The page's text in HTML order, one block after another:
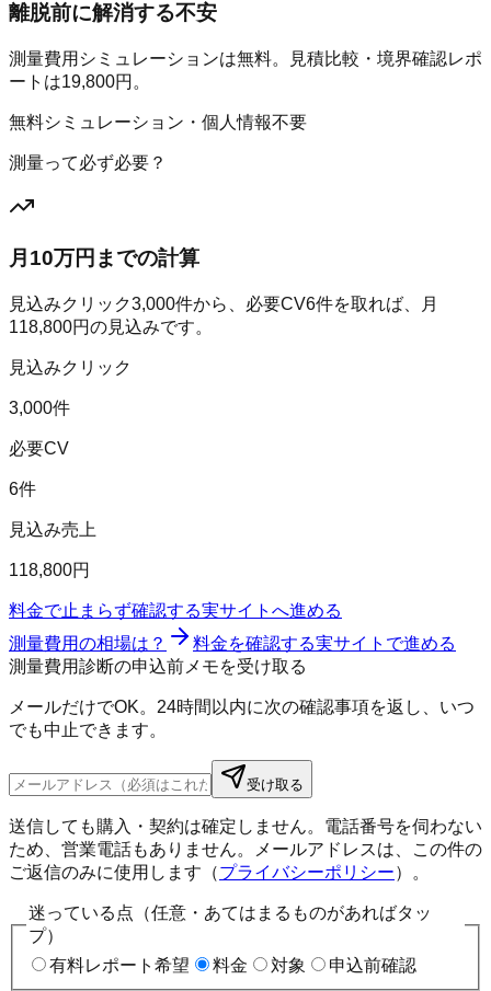
離脱前に解消する不安
測量費用シミュレーションは無料。見積比較・境界確認レポ
ートは19,800円。
無料シミュレーション・個人情報不要
測量って必ず必要？
月10万円までの計算
見込みクリック3,000件から、必要CV6件を取れば、月
118,800円の見込みです。
見込みクリック
3,000件
必要CV
6件
見込み売上
118,800円
料金で止まらず確認する実サイトへ進める
測量費用の相場は？
料金を確認する実サイトで進める
測量費用診断の申込前メモを受け取る
メールだけでOK。24時間以内に次の確認事項を返し、いつ
でも中止できます。
受け取る
送信しても購入・契約は確定しません。電話番号を伺わない
ため、営業電話もありません。メールアドレスは、この件の
ご返信のみに使用します（プライバシーポリシー）。
迷っている点（任意・あてはまるものがあればタッ
プ）
有料レポート希望
料金 対象 申込前確認